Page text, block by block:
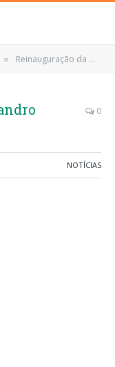
» Reinauguração da UBS Sandro Mendes
0
NOTÍCIAS